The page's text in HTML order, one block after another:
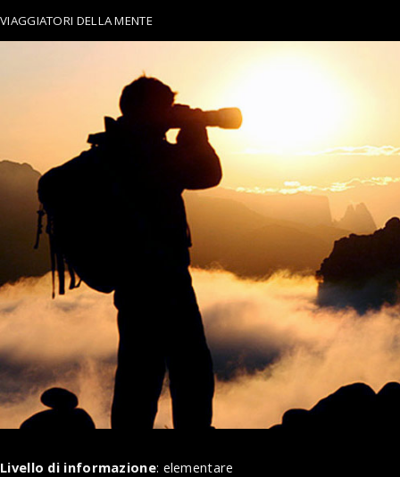
VIAGGIATORI DELLA MENTE
Livello di informazione: elementare